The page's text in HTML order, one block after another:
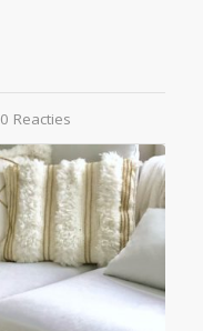
0 Reacties